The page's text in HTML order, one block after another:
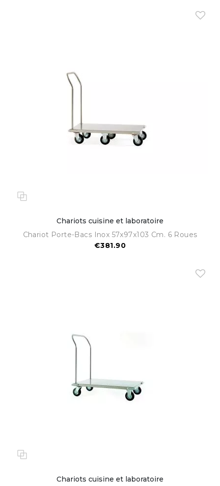
Chariots cuisine et laboratoire
Chariot Porte-Bacs Inox 57x97x103 Cm. 6 Roues
€381.90
Chariots cuisine et laboratoire